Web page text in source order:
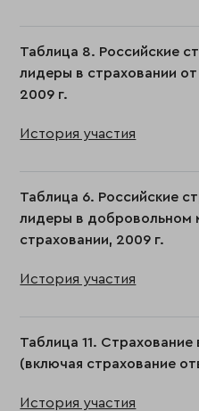
Таблица 8. Российские
лидеры в страховании
2009 г.
История участия
Таблица 6. Российские
лидеры в добровольном
страховании, 2009 г.
История участия
Таблица 11.
(включая страхование
История участия